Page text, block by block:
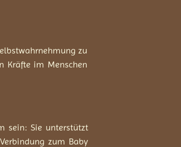
zu
Kräfte im Menschen
sein: Sie unterstützt
zum Baby